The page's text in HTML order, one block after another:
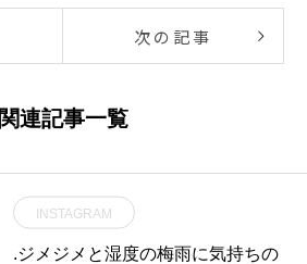
次の記事
関連記事一覧
INSTAGRAM
.ジメジメ︎と湿度の梅雨に気持ちの